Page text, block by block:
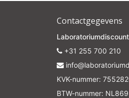
Contactgegevens
+31 255 700 210
KVK-nummer:
BTW-nummer: